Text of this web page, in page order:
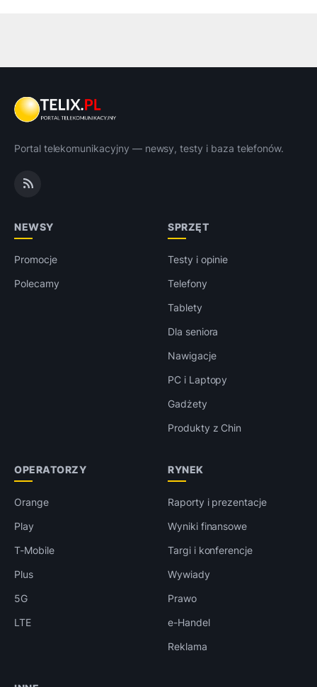
Portal telekomunikacyjny — newsy, testy i baza telefonów.
NEWSY
Promocje
Polecamy
SPRZĘT
Testy i opinie
Telefony
Tablety
Dla seniora
Nawigacje
PC i Laptopy
Gadżety
Produkty z Chin
OPERATORZY
Orange
Play
T-Mobile
Plus
5G
LTE
RYNEK
Raporty i prezentacje
Wyniki finansowe
Targi i konferencje
Wywiady
Prawo
e-Handel
Reklama